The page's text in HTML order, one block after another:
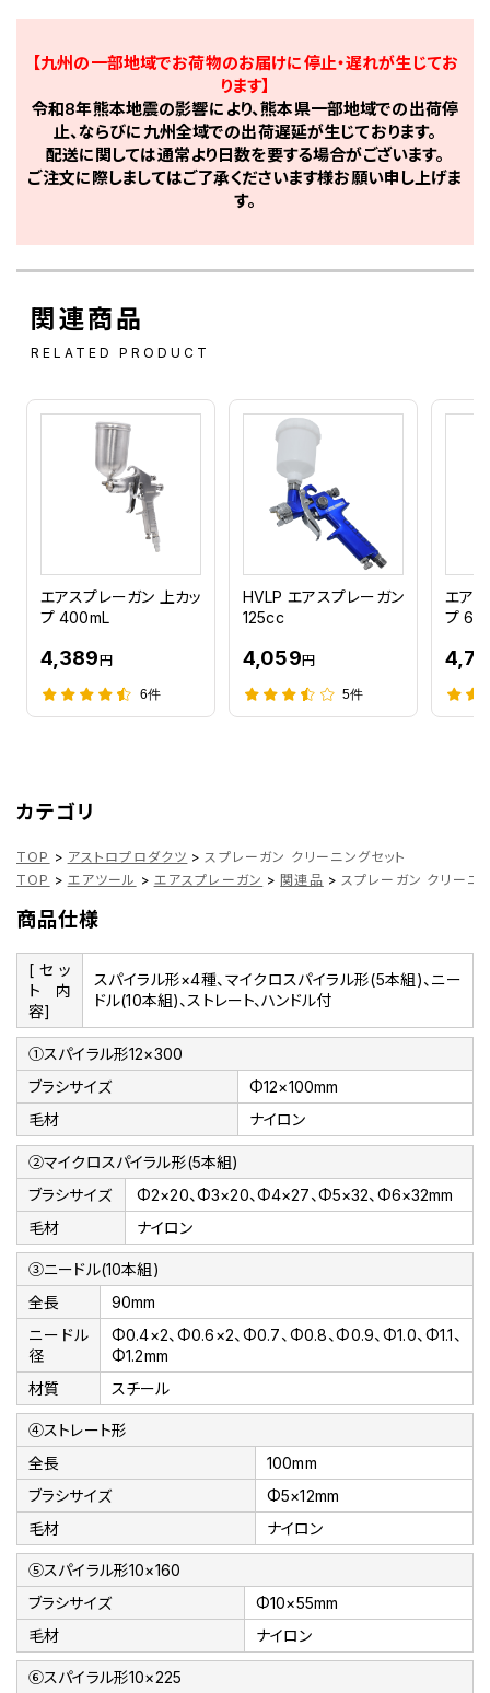
【九州の一部地域でお荷物のお届けに停止・遅れが生じてお
ります】
令和8年熊本地震の影響により、熊本県一部地域での出荷停
止、ならびに九州全域での出荷遅延が生じております。
配送に関しては通常より日数を要する場合がございます。
ご注文に際しましてはご了承くださいます様お願い申し上げま
す。
関連商品
RELATED PRODUCT
エアスプレーガン 上カッ
プ 400mL
4,389円
6件
HVLP エアスプレーガン
125cc
4,059円
5件
エア
プ
カテゴリ
TOP > アストロプロダクツ > スプレーガン クリーニングセット
TOP > エアツール > エアスプレーガン > 関連品 > スプレーガン クリーニ
商品仕様
[セッ
ト内
容]
スパイラル形×4種、マイクロスパイラル形(5本組)、ニー
ドル(10本組)、ストレート、ハンドル付
①スパイラル形12×300
ブラシサイズ
Φ12×100mm
毛材
ナイロン
②マイクロスパイラル形(5本組)
ブラシサイズ
Φ2×20、Φ3×20、Φ4×27、Φ5×32、Φ6×32mm
毛材
ナイロン
③ニードル(10本組)
全長
90mm
ニードル
径
Φ0.4×2、Φ0.6×2、Φ0.7、Φ0.8、Φ0.9、Φ1.0、Φ1.1、
Φ1.2mm
材質
スチール
④ストレート形
全長
100mm
ブラシサイズ
Φ5×12mm
毛材
ナイロン
⑤スパイラル形10×160
ブラシサイズ
Φ10×55mm
毛材
ナイロン
⑥スパイラル形10×225